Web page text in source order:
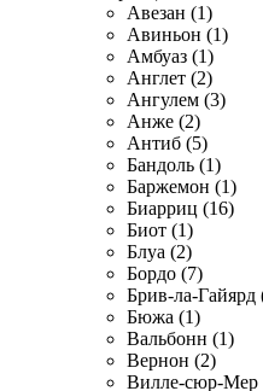
Авезан (1)
Авиньон (1)
Амбуаз (1)
Англет (2)
Ангулем (3)
Анже (2)
Антиб (5)
Бандоль (1)
Баржемон (1)
Биарриц (16)
Биот (1)
Блуа (2)
Бордо (7)
Брив-ла-Гайярд
Бюжа (1)
Вальбонн (1)
Вернон (2)
Вилле-сюр-Мер